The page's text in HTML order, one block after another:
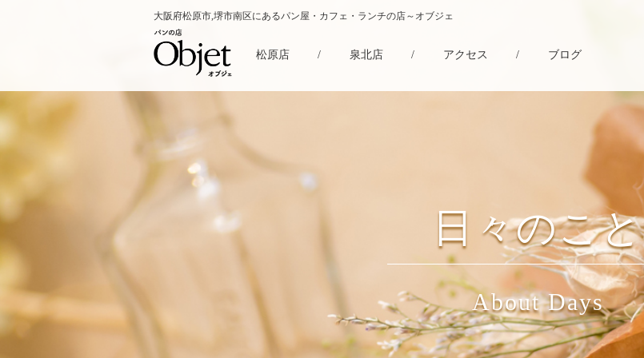
大阪府松原市,堺市南区にあるパン屋・カフェ・ランチの店～オブジェ
松原店 / 泉北店 / アクセス / ブログ
日々のこと
About Days